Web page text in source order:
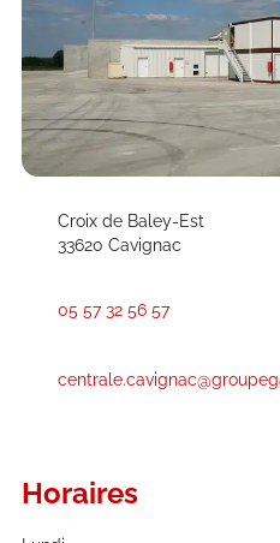
Croix de Baley-Est
33620 Cavignac
05 57 32 56 57
Horaires